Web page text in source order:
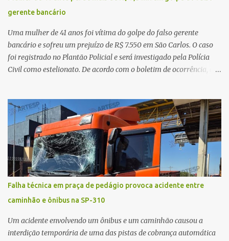
realizaram a sinalização da via, além de prestarem socorro à
vítima. No entanto, o óbito foi constatado ainda no local do
acidente. A Polícia Militar Rodoviária compareceu para o registro
da ocorrência...
gerente bancário
Uma mulher de 41 anos foi vítima do golpe do falso gerente
bancário e sofreu um prejuízo de R$ 7.550 em São Carlos. O caso
foi registrado no Plantão Policial e será investigado pela Polícia
Civil como estelionato. De acordo com o boletim de ocorrência, a
suspeito alegou que seria necessário atualizar o cadastro da conta
e passou a orientar a vítima sobre os procedimentos que deveriam
ser realizados. Dias depois, o golpista enviou um documento em
PDF simulando uma comunicação oficial da instituição financeira.
Na sequência, entrou em contato por telefone e encaminhou um
link, orientando a vítima a acessá-lo pelo computador para
concluir a suposta atualização cadastral. Após realizar o
procedimento, a conta bancária ficou bloqueada por algumas
horas. Sem conseguir acessar o sistema, a vítima tentou
novamente contato com o suposto gerente, mas não obteve
resposta. Na segunda-fe...
Falha técnica em praça de pedágio provoca acidente entre
caminhão e ônibus na SP-310
Um acidente envolvendo um ônibus e um caminhão causou a
interdição temporária de uma das pistas de cobrança automática